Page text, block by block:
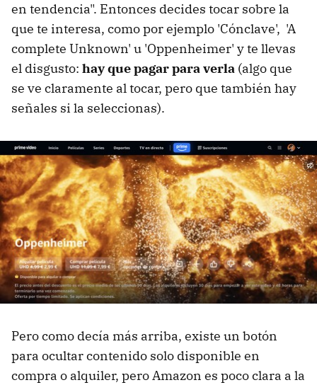
en tendencia". Entonces decides tocar sobre la
que te interesa, como por ejemplo 'Cónclave', 'A
complete Unknown' u 'Oppenheimer' y te llevas
el disgusto: hay que pagar para verla (algo que
se ve claramente al tocar, pero que también hay
señales si la seleccionas).
Pero como decía más arriba, existe un botón
para ocultar contenido solo disponible en
compra o alquiler, pero Amazon es poco clara a la